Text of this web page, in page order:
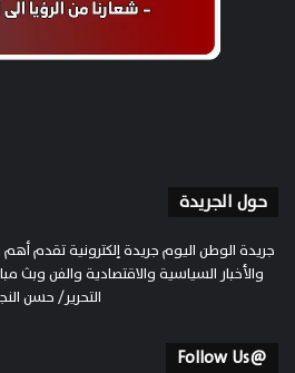
حول الجريدة
جريدة الوطن اليوم جريدة إلكترونية تقدم أهم
والأخبار السياسية والاقتصادية والفن وبث
التحرير/ حسن
@Follow Us